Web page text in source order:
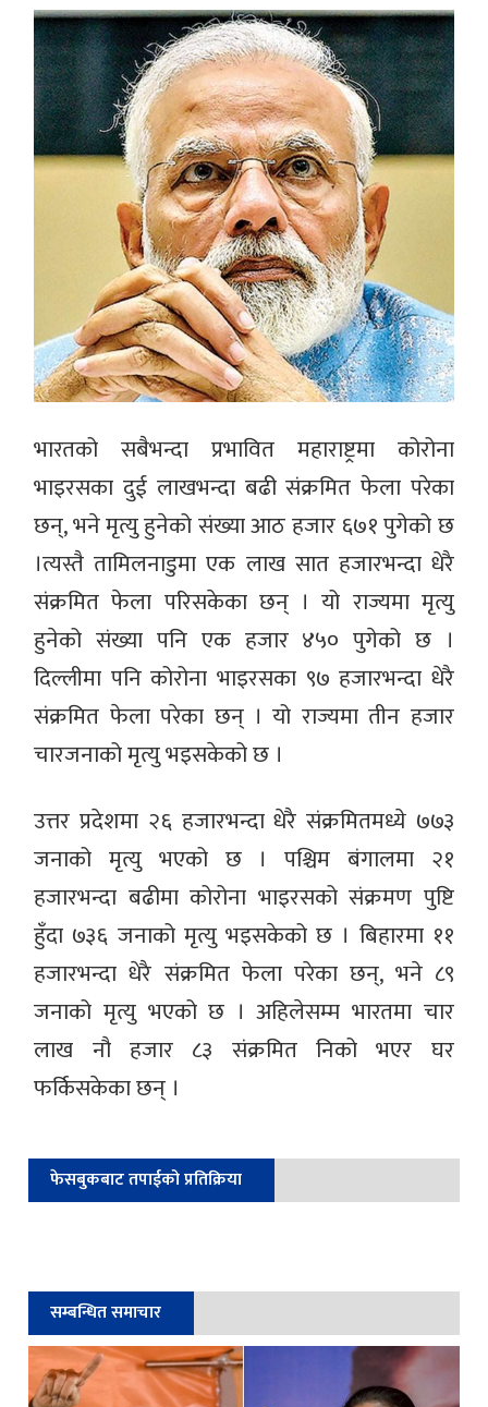
भारतको सबैभन्दा प्रभावित महाराष्ट्रमा कोरोना
भाइरसका दुई लाखभन्दा बढी संक्रमित फेला परेका
छन्, भने मृत्यु हुनेको संख्या आठ हजार ६७१ पुगेको छ
।त्यस्तै तामिलनाडुमा एक लाख सात हजारभन्दा धेरै
संक्रमित फेला परिसकेका छन् । यो राज्यमा मृत्यु
हुनेको संख्या पनि एक हजार ४५० पुगेको छ ।
दिल्लीमा पनि कोरोना भाइरसका ९७ हजारभन्दा धेरै
संक्रमित फेला परेका छन् । यो राज्यमा तीन हजार
चारजनाको मृत्यु भइसकेको छ ।
उत्तर प्रदेशमा २६ हजारभन्दा धेरै संक्रमितमध्ये ७७३
जनाको मृत्यु भएको छ । पश्चिम बंगालमा २१
हजारभन्दा बढीमा कोरोना भाइरसको संक्रमण पुष्टि
हुँदा ७३६ जनाको मृत्यु भइसकेको छ । बिहारमा ११
हजारभन्दा धेरै संक्रमित फेला परेका छन्, भने ८९
जनाको मृत्यु भएको छ । अहिलेसम्म भारतमा चार
लाख नौ हजार ८३ संक्रमित निको भएर घर
फर्किसकेका छन् ।
फेसबुकबाट तपाईको प्रतिक्रिया
सम्बन्धित समाचार